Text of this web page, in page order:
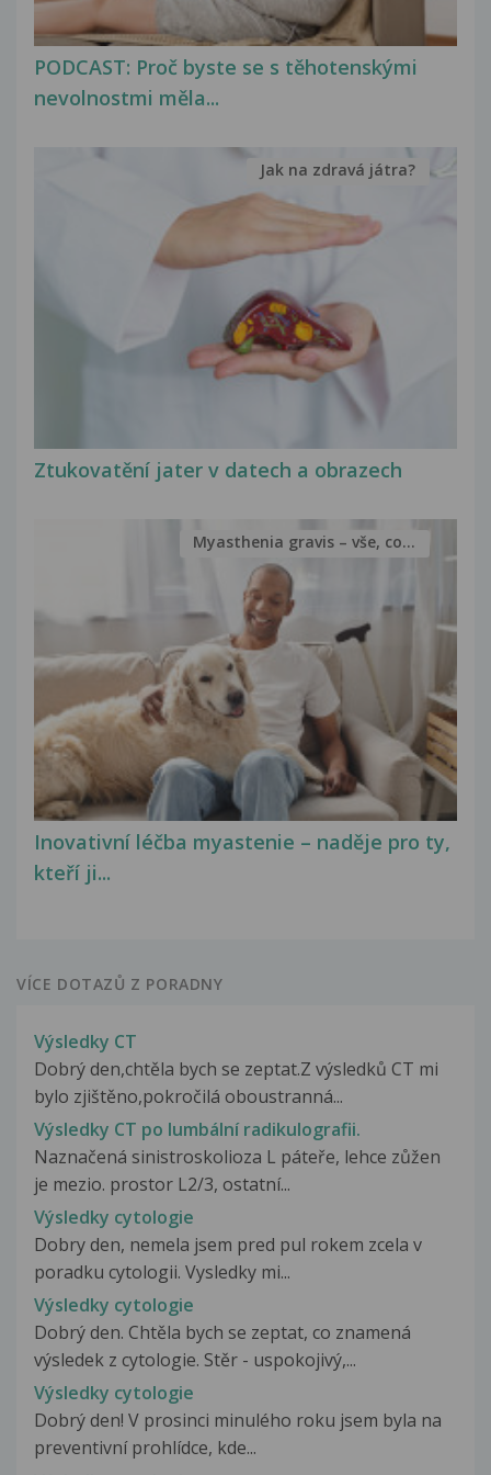
PODCAST: Proč byste se s těhotenskými
nevolnostmi měla...
Ztukovatění jater v datech a obrazech
Jak na zdravá játra?
Inovativní léčba myastenie – naděje pro ty,
kteří ji...
Myasthenia gravis – vše, co...
VÍCE DOTAZŮ Z PORADNY
Výsledky CT
Dobrý den,chtěla bych se zeptat.Z výsledků CT mi
bylo zjištěno,pokročilá oboustranná...
Výsledky CT po lumbální radikulografii.
Naznačená sinistroskolioza L páteře, lehce zůžen
je mezio. prostor L2/3, ostatní...
Výsledky cytologie
Dobry den, nemela jsem pred pul rokem zcela v
poradku cytologii. Vysledky mi...
Výsledky cytologie
Dobrý den. Chtěla bych se zeptat, co znamená
výsledek z cytologie. Stěr - uspokojivý,...
Výsledky cytologie
Dobrý den! V prosinci minulého roku jsem byla na
preventivní prohlídce, kde...